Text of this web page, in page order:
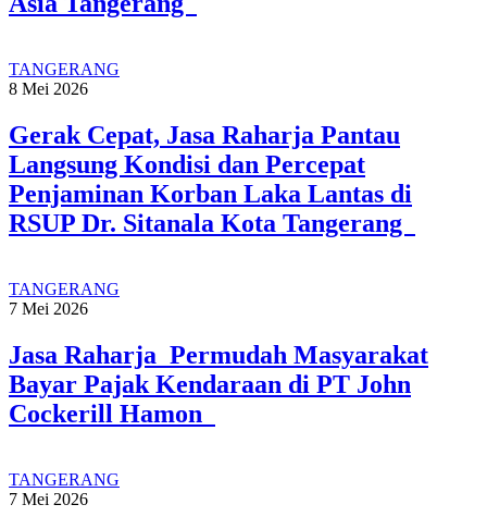
TANGERANG
8 Mei 2026
Gerak Cepat, Jasa Raharja Pantau
Langsung Kondisi dan Percepat
Penjaminan Korban Laka Lantas di
RSUP Dr. Sitanala Kota Tangerang
TANGERANG
7 Mei 2026
Jasa Raharja Permudah Masyarakat
Bayar Pajak Kendaraan di PT John
Cockerill Hamon
TANGERANG
7 Mei 2026